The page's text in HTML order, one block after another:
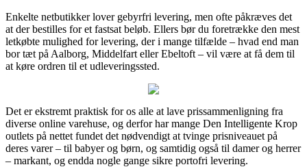
Enkelte netbutikker lover gebyrfri levering, men ofte påkræves det
at der bestilles for et fastsat beløb. Ellers bør du foretrække den mest
letkøbte mulighed for levering, der i mange tilfælde – hvad end man
bor tæt på Aalborg, Middelfart eller Ebeltoft – vil være at få dem til
at køre ordren til et udleveringssted.
Det er ekstremt praktisk for os alle at lave prissammenligning fra
diverse online varehuse, og derfor har mange Den Intelligente Krop
outlets på nettet fundet det nødvendigt at tvinge prisniveauet på
deres varer – til babyer og børn, og samtidig også til damer og herrer
– markant, og endda nogle gange sikre portofri levering.